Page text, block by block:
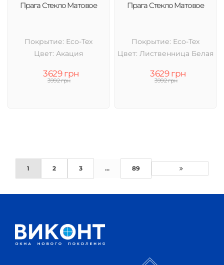
Прага Стекло Матовое
Покрытие: Eco-Tex
Цвет: Акация
3629 грн
3992 грн
Прага Стекло Матовое
Покрытие: Eco-Tex
Цвет: Лиственница Белая
3629 грн
3992 грн
1 2 3 ... 89